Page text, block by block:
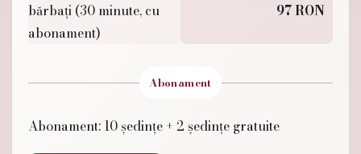
bărbați (30 minute, cu
abonament)
97 RON
Abonament
Abonament: 10 ședințe + 2 ședințe gratuite